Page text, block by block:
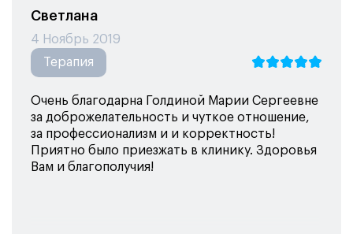
Светлана
4 Ноябрь 2019
Терапия
Очень благодарна Голдиной Марии Сергеевне
за доброжелательность и чуткое отношение,
за профессионализм и и корректность!
Приятно было приезжать в клинику. Здоровья
Вам и благополучия!